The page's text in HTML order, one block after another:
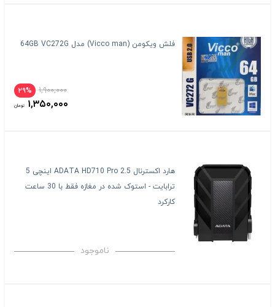
فلش ویکومن (Vicco man) مدل 64GB VC272G
۲۹% ۱,۹۰۰,۰۰۰
۱,۳۵۰,۰۰۰ تومان
هارد اکسترنال ADATA HD710 Pro 2.5 اینچی 5
ترابایت - استوک شده در مغازه فقط با 30 ساعت
کارکرد
ناموجود